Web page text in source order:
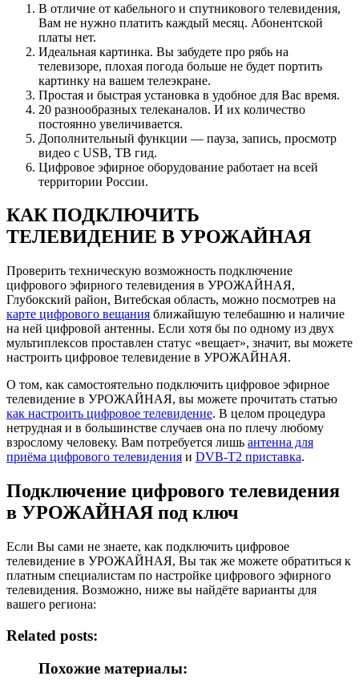
В отличие от кабельного и спутникового телевидения,
Вам не нужно платить каждый месяц. Абонентской
платы нет.
Идеальная картинка. Вы забудете про рябь на
телевизоре, плохая погода больше не будет портить
картинку на вашем телеэкране.
Простая и быстрая установка в удобное для Вас время.
20 разнообразных телеканалов. И их количество
постоянно увеличивается.
Дополнительный функции — пауза, запись, просмотр
видео с USB, ТВ гид.
Цифровое эфирное оборудование работает на всей
территории России.
КАК ПОДКЛЮЧИТЬ
ТЕЛЕВИДЕНИЕ В УРОЖАЙНАЯ
Проверить техническую возможность подключение
цифрового эфирного телевидения в УРОЖАЙНАЯ,
Глубокский район, Витебская область, можно посмотрев на
карте цифрового вещания ближайшую телебашню и наличие
на ней цифровой антенны. Если хотя бы по одному из двух
мультиплексов проставлен статус «вещает», значит, вы можете
настроить цифровое телевидение в УРОЖАЙНАЯ.
О том, как самостоятельно подключить цифровое эфирное
телевидение в УРОЖАЙНАЯ, вы можете прочитать статью
как настроить цифровое телевидение. В целом процедура
нетрудная и в большинстве случаев она по плечу любому
взрослому человеку. Вам потребуется лишь антенна для
приёма цифрового телевидения и DVB-T2 приставка.
Подключение цифрового телевидения
в УРОЖАЙНАЯ под ключ
Если Вы сами не знаете, как подключить цифровое
телевидение в УРОЖАЙНАЯ, Вы так же можете обратиться к
платным специалистам по настройке цифрового эфирного
телевидения. Возможно, ниже вы найдёте варианты для
вашего региона:
Related posts:
Похожие материалы: